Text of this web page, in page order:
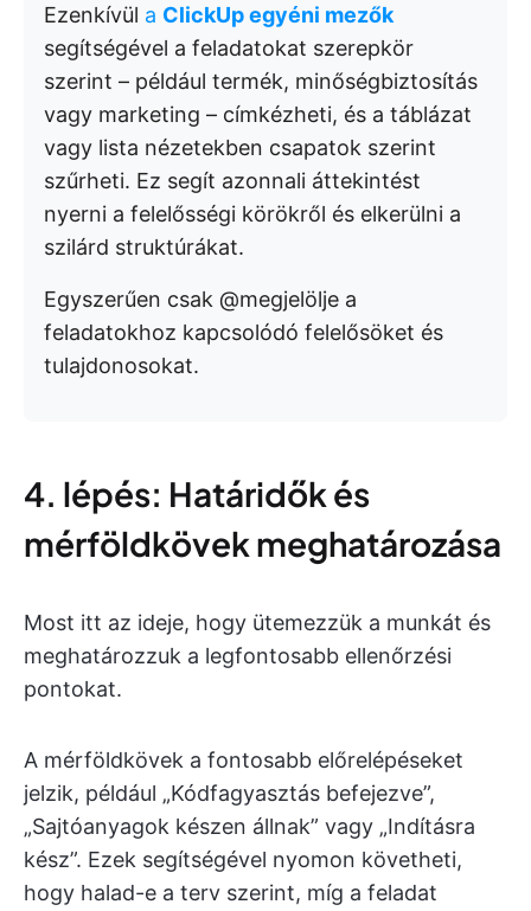
Ezenkívül a ClickUp egyéni mezők
segítségével a feladatokat szerepkör
szerint – például termék, minőségbiztosítás
vagy marketing – címkézheti, és a táblázat
vagy lista nézetekben csapatok szerint
szűrheti. Ez segít azonnali áttekintést
nyerni a felelősségi körökről és elkerülni a
szilárd struktúrákat.
Egyszerűen csak @megjelölje a
feladatokhoz kapcsolódó felelősöket és
tulajdonosokat.
4. lépés: Határidők és
mérföldkövek meghatározása
Most itt az ideje, hogy ütemezzük a munkát és
meghatározzuk a legfontosabb ellenőrzési
pontokat.
A mérföldkövek a fontosabb előrelépéseket
jelzik, például „Kódfagyasztás befejezve”,
„Sajtóanyagok készen állnak” vagy „Indításra
kész”. Ezek segítségével nyomon követheti,
hogy halad-e a terv szerint, míg a feladat